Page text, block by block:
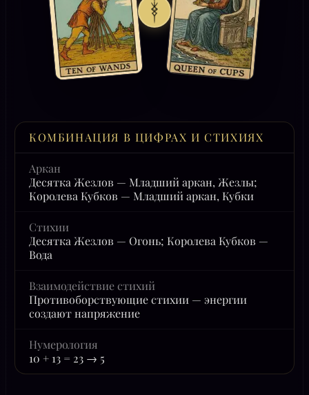
КОМБИНАЦИЯ В ЦИФРАХ И СТИХИЯХ
Аркан
Десятка Жезлов — Младший аркан, Жезлы;
Королева Кубков — Младший аркан, Кубки
Стихии
Десятка Жезлов — Огонь; Королева Кубков —
Вода
Взаимодействие стихий
Противоборствующие стихии — энергии
создают напряжение
Нумерология
10 + 13 = 23 → 5